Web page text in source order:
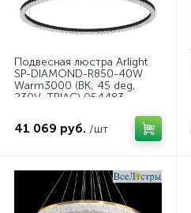
Подвесная люстра Arlight
SP-DIAMOND-R850-40W
Warm3000 (BK, 45 deg,
230V, TRIAC) 054483
41 069 руб. /шт